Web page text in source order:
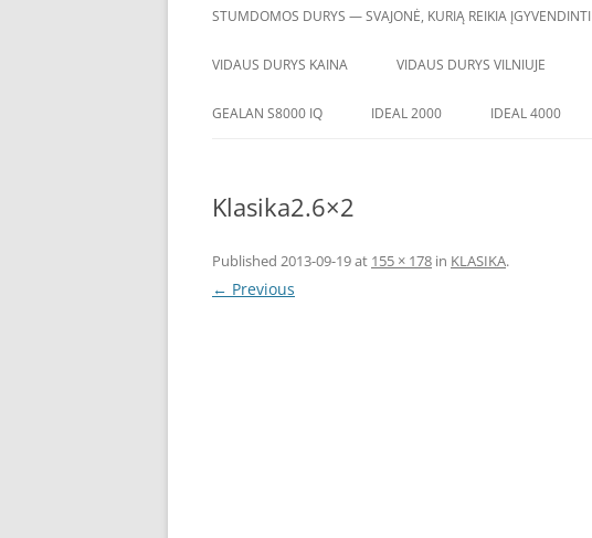
STUMDOMOS DURYS — SVAJONĖ, KURIĄ REIKIA ĮGYVENDINTI
VIDAUS DURYS KAINA VIDAUS DURYS VILNIUJE
GEALAN S8000 IQ IDEAL 2000 IDEAL 4000
Klasika2.6×2
Published 2013-09-19at 155 × 178 in KLASIKA.
← Previous